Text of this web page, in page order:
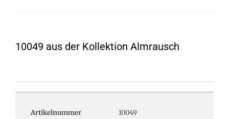
10049 aus der Kollektion Almrausch
Artikelnummer 10049